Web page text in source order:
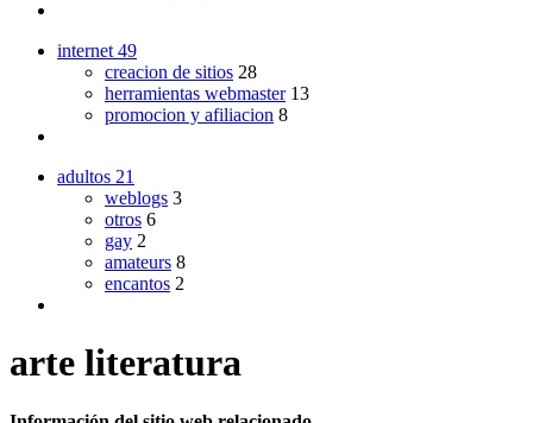
internet 49
creacion de sitios 28
herramientas webmaster 13
promocion y afiliacion 8
adultos 21
weblogs 3
otros 6
gay 2
amateurs 8
encantos 2
arte literatura